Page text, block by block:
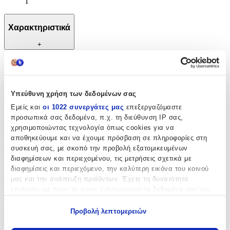
Υπεύθυνη χρήση των δεδομένων σας
Εμείς και οι 1022 συνεργάτες μας επεξεργαζόμαστε
προσωπικά σας δεδομένα, π.χ. τη διεύθυνση IP σας,
χρησιμοποιώντας τεχνολογία όπως cookies για να
αποθηκεύουμε και να έχουμε πρόσβαση σε πληροφορίες στη
συσκευή σας, με σκοπό την προβολή εξατομικευμένων
διαφημίσεων και περιεχομένου, τις μετρήσεις σχετικά με
διαφημίσεις και περιεχόμενο, την καλύτερη εικόνα του κοινού
μας και την ανάπτυξη προϊόντων. Έχετε τη δυνατότητα
Προβολή λεπτομερειών
Χαρακτηριστικά
+
Χαρακτηριστικά
Κατασκευαστής :
Maxi
Βασικά Χαρακτηριστικά
Χρώμα:
Πορτοκαλί
Είδος
Χαρτοπετσέτα